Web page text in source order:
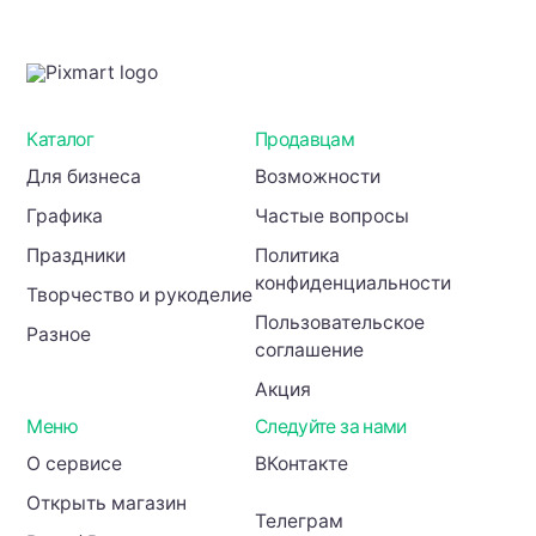
Каталог
Для бизнеса
Графика
Праздники
Творчество и рукоделие
Разное
Продавцам
Возможности
Частые вопросы
Политика
конфиденциальности
Пользовательское
соглашение
Акция
Меню
О сервисе
Открыть магазин
Следуйте за нами
ВКонтакте
Телеграм